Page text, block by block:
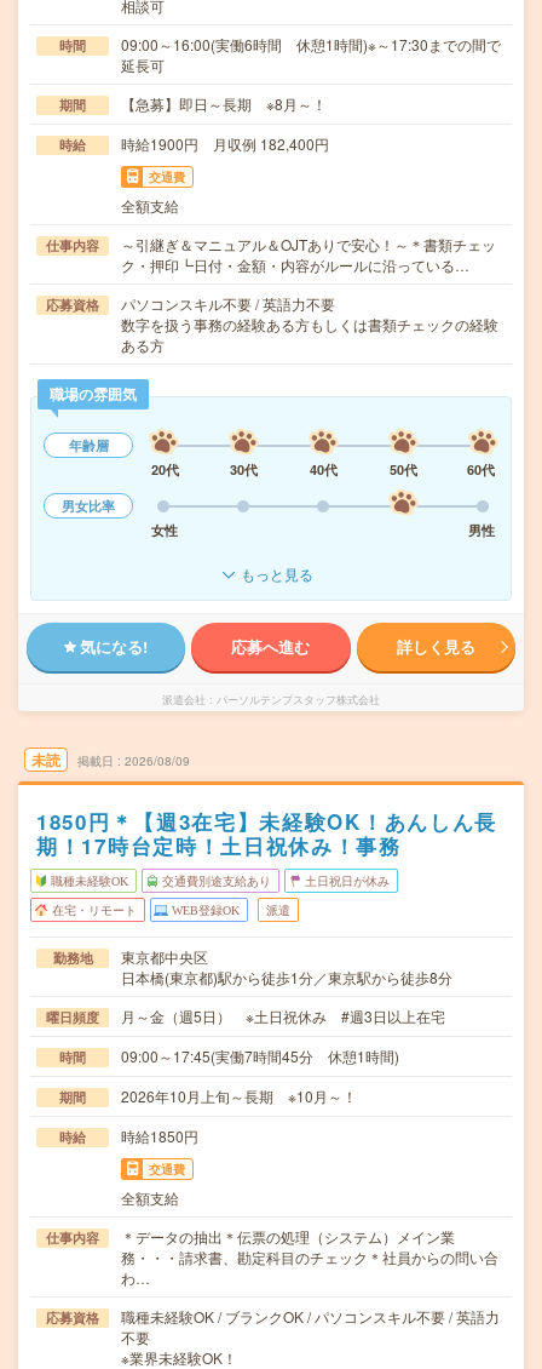
相談可
時間
09:00～16:00(実働6時間 休憩1時間)※～17:30までの間で
延長可
期間 【急募】即日～長期 ※8月～！
時給 時給1900円 月収例 182,400円
交通費
全額支給
仕事内容
～引継ぎ＆マニュアル＆OJTありで安心！～＊書類チェッ
ク・押印┗日付・金額・内容がルールに沿っている…
応募資格
パソコンスキル不要 / 英語力不要
数字を扱う事務の経験ある方もしくは書類チェックの経験
ある方
職場の雰囲気
年齢層
20代
30代 40代 50代
60代
男女比率
女性
男性
もっと見る
気になる! 応募へ進む 詳しく見る
派遣会社 パーソルテンプスタッフ株式会社
未読 掲載日 2026/08/09
1850円＊【週3在宅】未経験OK！あんしん長
期！17時台定時！土日祝休み！事務
職種未経験OK 交通費別途支給あり 土日祝日が休み
在宅・リモート WEB登録OK 派遣
勤務地
東京都中央区
日本橋(東京都)駅から徒歩1分／東京駅から徒歩8分
曜日頻度 月～金（週5日） ※土日祝休み #週3日以上在宅
時間 09:00～17:45(実働7時間45分 休憩1時間)
期間 2026年10月上旬～長期 ※10月～！
時給 時給1850円
交通費
全額支給
仕事内容
＊データの抽出＊伝票の処理（システム）メイン業
務・・・請求書、勘定科目のチェック＊社員からの問い合
わ…
応募資格
職種未経験OK / ブランクOK / パソコンスキル不要 / 英語力
不要
※業界未経験OK！